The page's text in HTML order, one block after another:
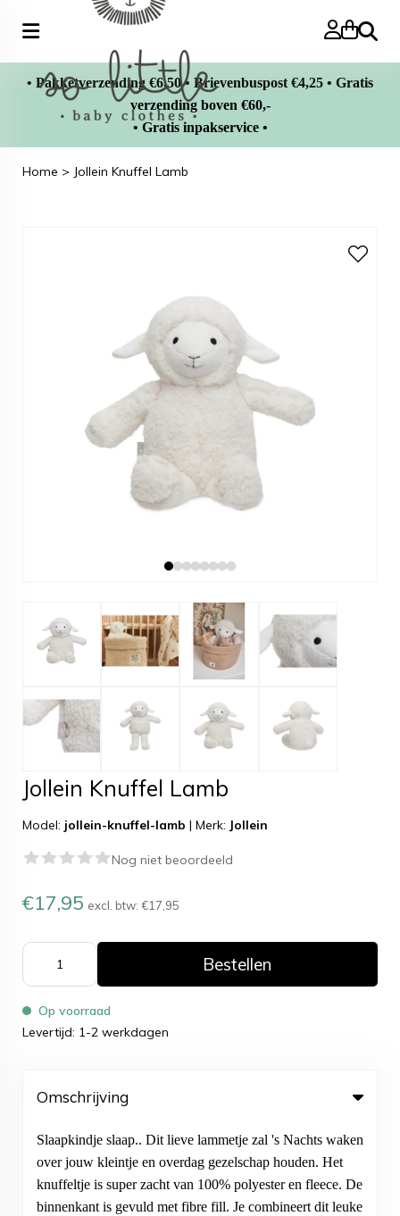
Zoeken
• Pakketverzending €6,50 • Brievenbuspost €4,25 • Gratis
verzending boven €60,-
• Gratis inpakservice •
Home > Jollein Knuffel Lamb
Jollein Knuffel Lamb
Model: jollein-knuffel-lamb | Merk: Jollein
Nog niet beoordeeld
€17,95 excl. btw: €17,95
Bestellen
Op voorraad
Levertijd: 1-2 werkdagen
Omschrijving
Slaapkindje slaap.. Dit lieve lammetje zal 's Nachts waken
over jouw kleintje en overdag gezelschap houden. Het
knuffeltje is super zacht van 100% polyester en fleece. De
binnenkant is gevuld met fibre fill. Je combineert dit leuke